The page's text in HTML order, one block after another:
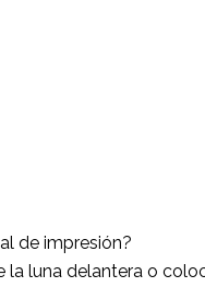
de impresión?
la luna delantera o